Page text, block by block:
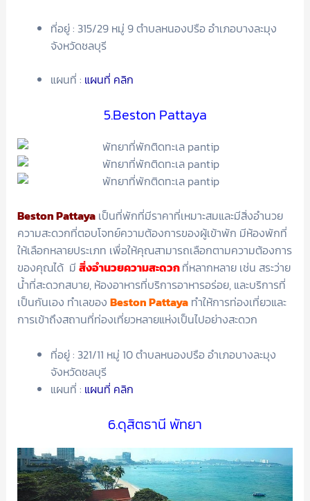
ที่อยู่ : 315/29 หมู่ 9 ตำบลหนองปรือ อำเภอบางละมุง
จังหวัดชลบุรี
แผนที่ : แผนที่ คลิก
5.Beston Pattaya
Beston Pattayaเป็นที่พักที่มีราคาที่เหมาะสมและมีสิ่งอำนวย
ความสะดวกที่ตอบโจทย์ความต้องการของผู้เข้าพัก มีห้องพักที่
ให้เลือกหลายประเภท เพื่อให้คุณสามารถเลือกตามความต้องการ
ของคุณได้ มี สิ่งอำนวยความสะดวกที่หลากหลาย เช่น สระว่าย
น้ำที่สะดวกสบาย, ห้องอาหารที่บริการอาหารอร่อย, และบริการที่
เป็นกันเอง ทำเลของ Beston Pattaya ทำให้การท่องเที่ยวและ
การเข้าถึงสถานที่ท่องเที่ยวหลายแห่งเป็นไปอย่างสะดวก
ที่อยู่ : 321/11 หมู่ 10 ตำบลหนองปรือ อำเภอบางละมุง
จังหวัดชลบุรี
แผนที่ : แผนที่ คลิก
6.ดุสิตธานี พัทยา